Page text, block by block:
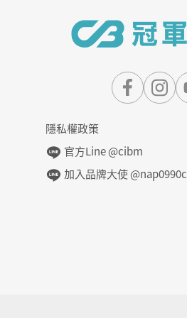
隱私權政策
官方Line @cibm
加入品牌大使 @nap0990c